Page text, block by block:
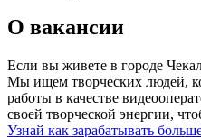
О вакансии
Если вы живете в городе
Мы ищем творческих людей,
работы в качестве
своей творческой энергии,
Узнай как зарабатывать